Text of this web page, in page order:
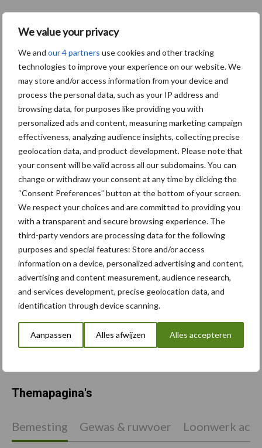
We value your privacy
We and our 4 partners use cookies and other tracking
technologies to improve your experience on our website. We
may store and/or access information from your device and
process the personal data, such as your IP address and
browsing data, for purposes like providing you with
personalized ads and content, measuring marketing campaign
effectiveness, analyzing audience insights, collecting precise
geolocation data, and product development. Please note that
your consent will be valid across all our subdomains. You can
change or withdraw your consent at any time by clicking the
“Consent Preferences” button at the bottom of your screen.
We respect your choices and are committed to providing you
with a transparent and secure browsing experience. The
third-party vendors are processing data for the following
purposes and special features: Store and/or access
information on a device, personalized advertising and content,
advertising and content measurement, audience research,
and services development, precise geolocation data, and
identification through device scanning.
Aanpassen Alles afwijzen Alles accepteren
Motrac Linde
T.: +31 (0)88 7377800
Aanbevolen voor jou!
Albourgh Tyres breidt uit
naar nieuwe
marktsegmenten
Caterpillar breidt gamma
elektrische bulldozers uit
Komatsu HM460-6
Themapagina's
Bemesting Gewas & ruwvoer Loonwerk